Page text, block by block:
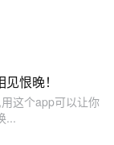
恨晚！
这个app可以让你
...